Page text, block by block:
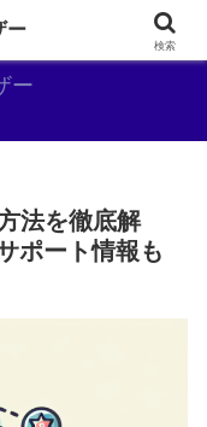
ログ
ー
法を徹底解
ポート情報も
ー
検索